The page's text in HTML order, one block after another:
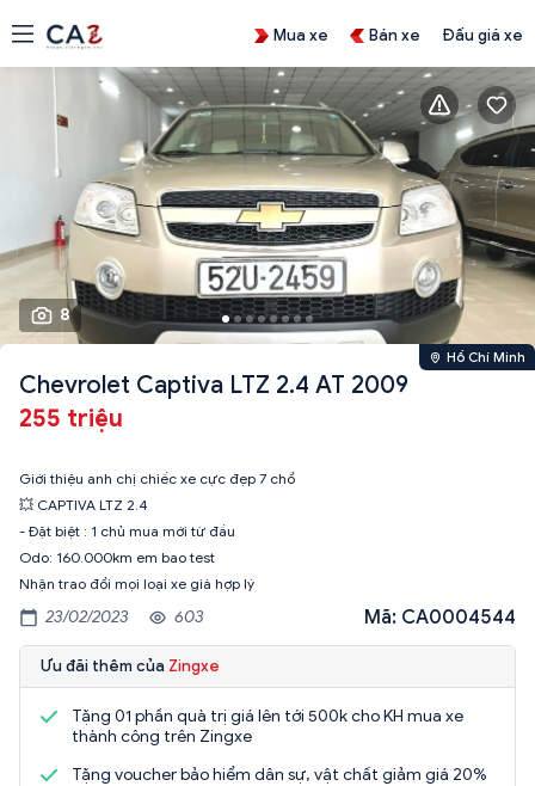
Mua xe Bán xe Đấu giá xe
8
Hồ Chí Minh
Chevrolet Captiva LTZ 2.4 AT 2009
255 triệu
Giới thiệu anh chị chiếc xe cực đẹp 7 chổ
💥 CAPTIVA LTZ 2.4
- Đặt biệt : 1 chủ mua mới từ đầu
Odo: 160.000km em bao test
Nhận trao đổi mọi loại xe giá hợp lý
23/02/2023 603 Mã: CA0004544
Ưu đãi thêm của Zingxe
Tặng 01 phần quà trị giá lên tới 500k cho KH mua xe
thành công trên Zingxe
Tặng voucher bảo hiểm dân sự, vật chất giảm giá 20%